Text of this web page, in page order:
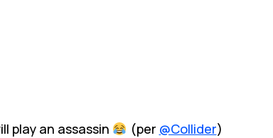
play an assassin (per @Collider)